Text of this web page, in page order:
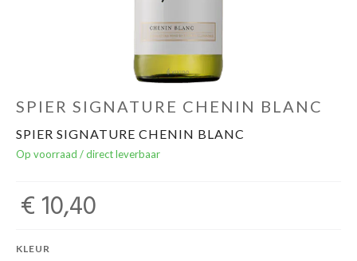
Geels Witteke De Maan's Jenever
SPIER SIGNATURE CHENIN BLANC
SPIER SIGNATURE CHENIN BLANC
Op voorraad / direct leverbaar
€ 10,40
KLEUR